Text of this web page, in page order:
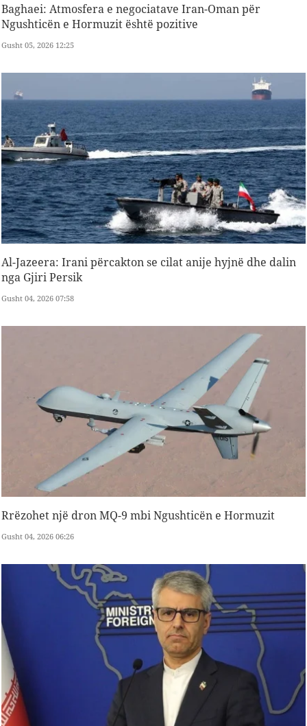
Baghaei: Atmosfera e negociatave Iran-Oman për
Ngushticën e Hormuzit është pozitive
Gusht 05, 2026 12:25
Al-Jazeera: Irani përcakton se cilat anije hyjnë dhe dalin
nga Gjiri Persik
Gusht 04, 2026 07:58
Rrëzohet një dron MQ-9 mbi Ngushticën e Hormuzit
Gusht 04, 2026 06:26